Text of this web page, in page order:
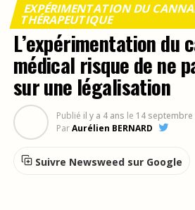
EXPÉRIMENTATION DU
THÉRAPEUTIQUE
L’expérimentation du
médical risque de ne
sur une légalisation
Publié il y a 4 ans le 14 septembre
ParAurélien BERNARD
Suivre Newsweed sur Google